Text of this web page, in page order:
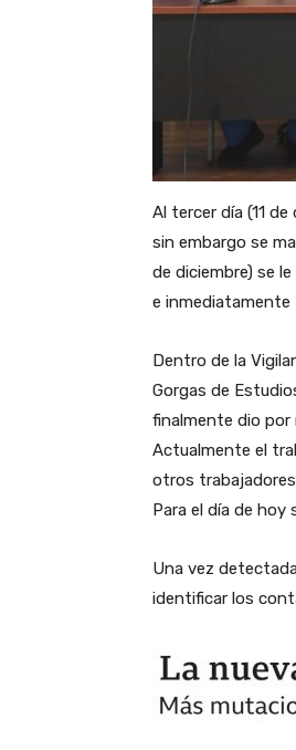
Al tercer día (11
sin embargo se
de diciembre) se
e inmediatamente
Dentro de la
Gorgas de
finalmente dio por
Actualmente el
otros
Para el día de hoy
Una vez
identificar los